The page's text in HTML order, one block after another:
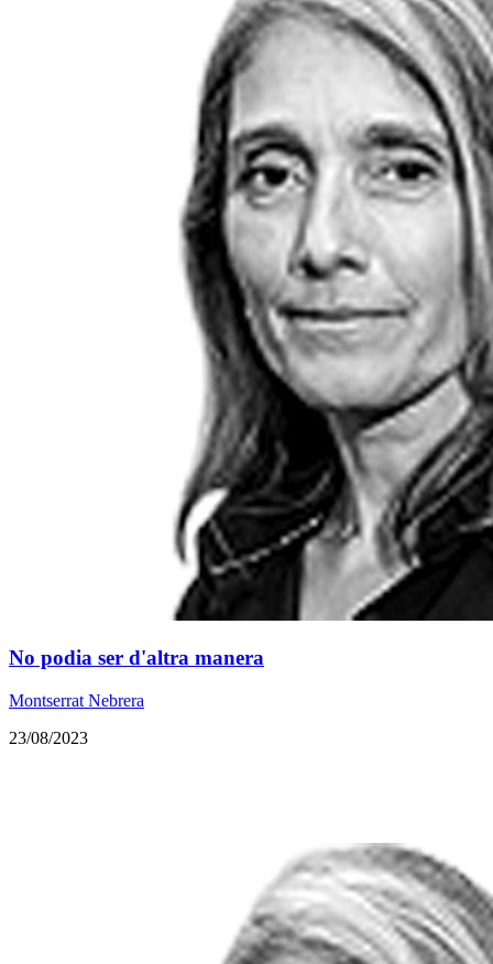
No podia ser d'altra manera
Montserrat Nebrera
23/08/2023